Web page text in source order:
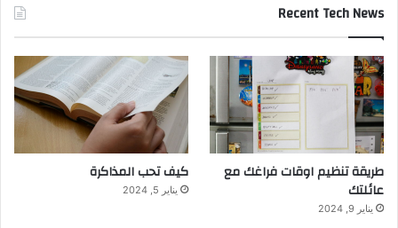
Recent Tech News
طريقة تنظيم اوقات فراغك مع
عائلتك
يناير 9, 2024
كيف تحب المذاكرة
يناير 5, 2024